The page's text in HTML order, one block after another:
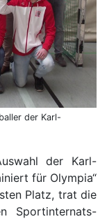
der Karl-
der Karl-
für Olympia“
Platz, trat die
Sportinternats-